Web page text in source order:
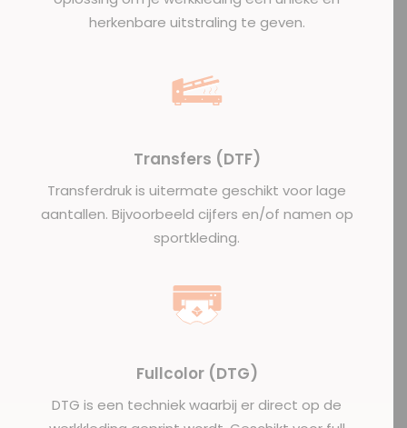
herkenbare uitstraling te geven.
Transfers (DTF)
Transferdruk is uitermate geschikt voor lage
aantallen. Bijvoorbeeld cijfers en/of namen op
sportkleding.
Fullcolor (DTG)
DTG is een techniek waarbij er direct op de